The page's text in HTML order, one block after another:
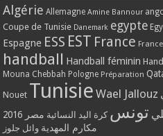
Algérie Allemagne Amine Bannour
Coupe de Tunisie Danemark egypte
Espagne ESS EST France
handball Handball féminin
Mouna Chebbah Pologne Préparation
Nouet Tunisie Wael Jallouz
تونس كرة اليد النسائية مصر 2016
مكارم المهدية وائل جلوز